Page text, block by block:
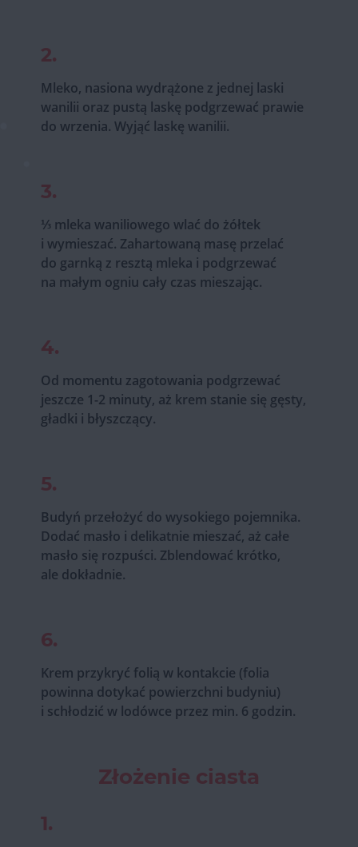
2.
Mleko, nasiona wydrążone z jednej laski
wanilii oraz pustą laskę podgrzewać prawie
do wrzenia. Wyjąć laskę wanilii.
3.
⅓ mleka waniliowego wlać do żółtek
i wymieszać. Zahartowaną masę przelać
do garnką z resztą mleka i podgrzewać
na małym ogniu cały czas mieszając.
4.
Od momentu zagotowania podgrzewać
jeszcze 1-2 minuty, aż krem stanie się gęsty,
gładki i błyszczący.
5.
Budyń przełożyć do wysokiego pojemnika.
Dodać masło i delikatnie mieszać, aż całe
masło się rozpuści. Zblendować krótko,
ale dokładnie.
6.
Krem przykryć folią w kontakcie (folia
powinna dotykać powierzchni budyniu)
i schłodzić w lodówce przez min. 6 godzin.
Złożenie ciasta
1.